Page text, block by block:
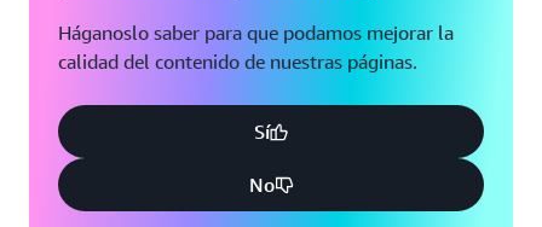
Háganoslo saber para que podamos mejorar la
calidad del contenido de nuestras páginas.
Sí
No